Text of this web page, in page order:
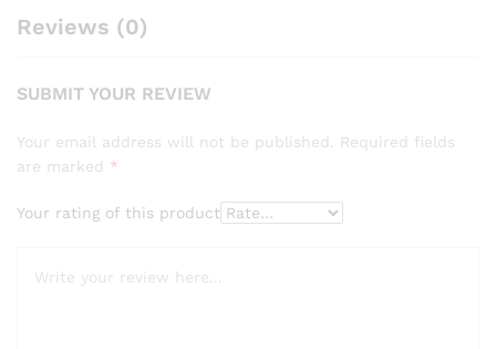
Reviews (0)
SUBMIT YOUR REVIEW
Your email address will not be published. Required fields
are marked *
Your rating of this product